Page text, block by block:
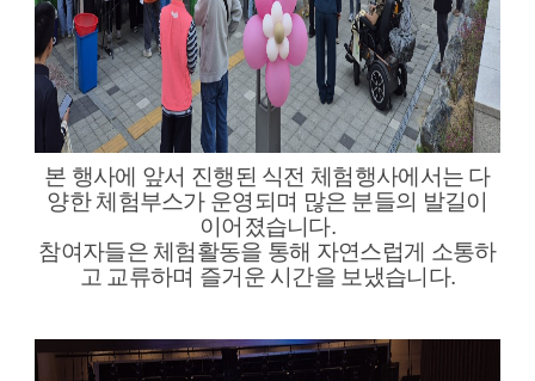
본 행사에 앞서 진행된 식전 체험행사에서는 다
양한 체험부스가 운영되며 많은 분들의 발길이
이어졌습니다.
참여자들은 체험활동을 통해 자연스럽게 소통하
고 교류하며 즐거운 시간을 보냈습니다.